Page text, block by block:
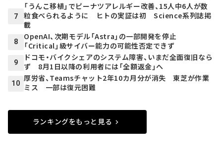
7
「うんこ移植」でピーナツアレルギー改善、15人中6人が数
粒食べられるように ヒトの実証は初 Science系列誌掲
載
8
OpenAI、次期モデル「Astra」の一部開発を停止
「Critical」級サイバー能力の可能性否定できず
9
ドコモ・バイクシェアのシステム障害、いまだ全面復旧なら
ず 8月1日以降の利用者には「全額返金」へ
10
厚労省、Teamsチャット2年10カ月分が消失 東芝が作業
ミス 一部は復元困難
ランキングをもっと見る